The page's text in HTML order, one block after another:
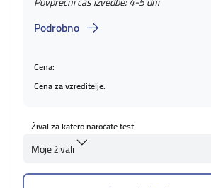
Podrobno
Cena:
Cena za vzreditelje:
Žival za katero naročate test
Moje živali